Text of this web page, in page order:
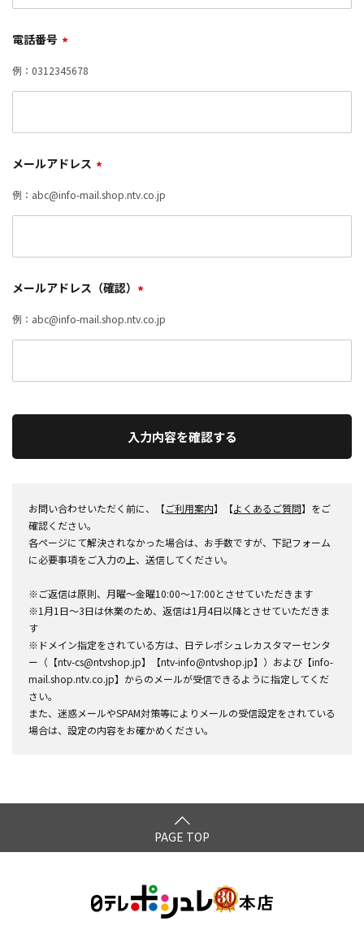
電話番号 *
例：0312345678
メールアドレス *
例：abc@info-mail.shop.ntv.co.jp
メールアドレス（確認） *
例：abc@info-mail.shop.ntv.co.jp
入力内容を確認する
お問い合わせいただく前に、【ご利用案内】【よくあるご質問】をご
確認ください。
各ページにて解決されなかった場合は、お手数ですが、下記フォーム
に必要事項をご入力の上、送信してください。
※ご返信は原則、月曜～金曜10:00～17:00とさせていただきます
※1月1日～3日は休業のため、返信は1月4日以降とさせていただきま
す
※ドメイン指定をされている方は、日テレポシュレカスタマーセンタ
ー（【ntv-cs@ntvshop.jp】【ntv-info@ntvshop.jp】）および【info-
mail.shop.ntv.co.jp】からのメールが受信できるように指定してくだ
さい。
また、迷惑メールやSPAM対策等によりメールの受信設定をされている
場合は、設定の内容をお確かめください。
PAGE TOP